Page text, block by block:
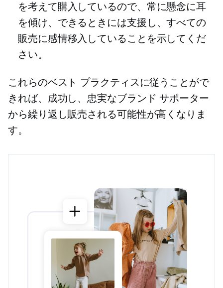
を考えて購入しているので、常に懸念に耳
を傾け、できるときには支援し、すべての
販売に感情移入していることを示してくだ
さい。
これらのベスト プラクティスに従うことがで
きれば、成功し、忠実なブランド サポーター
から繰り返し販売される可能性が高くなりま
す。